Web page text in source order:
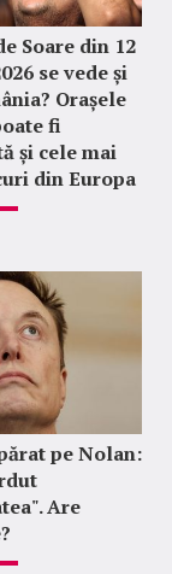
Soare din 12
se vede și
Orașele
fi
și cele mai
din Europa
pe Nolan:
Are